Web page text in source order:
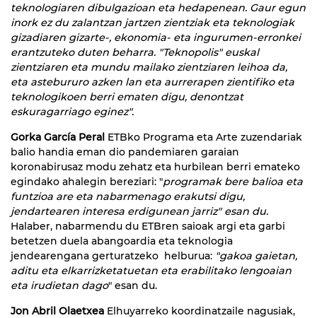
teknologiaren dibulgazioan eta hedapenean. Gaur egun
inork ez du zalantzan jartzen zientziak eta teknologiak
gizadiaren gizarte-, ekonomia- eta ingurumen-erronkei
erantzuteko duten beharra. "Teknopolis" euskal
zientziaren eta mundu mailako zientziaren leihoa da,
eta astebururo azken lan eta aurrerapen zientifiko eta
teknologikoen berri ematen digu, denontzat
eskuragarriago eginez".
Gorka García Peral ETBko Programa eta Arte zuzendariak
balio handia eman dio pandemiaren garaian
koronabirusaz modu zehatz eta hurbilean berri emateko
egindako ahalegin bereziari: "programak bere balioa eta
funtzioa are eta nabarmenago erakutsi digu,
jendartearen interesa erdigunean jarriz" esan du.
Halaber, nabarmendu du ETBren saioak argi eta garbi
betetzen duela abangoardia eta teknologia
jendearengana gerturatzeko helburua: "gakoa gaietan,
aditu eta elkarrizketatuetan eta erabilitako lengoaian
eta irudietan dago" esan du.
Jon Abril Olaetxea Elhuyarreko koordinatzaile nagusiak,